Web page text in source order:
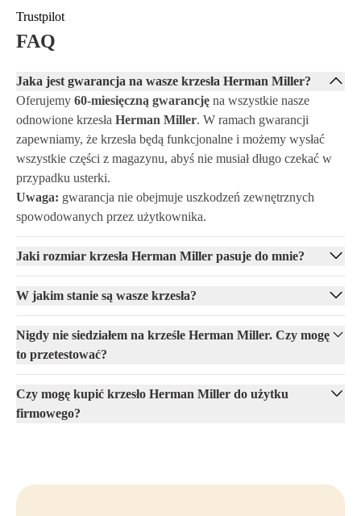
podnieść poziom swojej przestrzeni roboczej? W Offeco zamówisz
czemu możesz być pewien, że Twoje nowe krzesło biurowe będzie
przekonaj się sam, jak to krzesło podnosi Twoją produktywność i
komfort siedzenia na wyższy poziom.
Trustpilot
FAQ
Jaka jest gwarancja na wasze krzesła Herman Miller?
Oferujemy 60-miesięczną gwarancję na wszystkie nasze
odnowione krzesła Herman Miller. W ramach gwarancji
zapewniamy, że krzesła będą funkcjonalne i możemy wysłać
wszystkie części z magazynu, abyś nie musiał długo czekać w
przypadku usterki.
Uwaga: gwarancja nie obejmuje uszkodzeń zewnętrznych
spowodowanych przez użytkownika.
Jaki rozmiar krzesła Herman Miller pasuje do mnie?
W jakim stanie są wasze krzesła?
Nigdy nie siedziałem na krześle Herman Miller. Czy mogę
to przetestować?
Czy mogę kupić krzesło Herman Miller do użytku
firmowego?